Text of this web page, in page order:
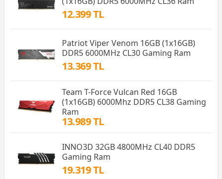
12.399 TL
Patriot Viper Venom 16GB (1x16GB)
DDR5 6000MHz CL30 Gaming Ram
13.369 TL
Team T-Force Vulcan Red 16GB
(1x16GB) 6000Mhz DDR5 CL38 Gaming
Ram
13.989 TL
INNO3D 32GB 4800MHz CL40 DDR5
Gaming Ram
19.319 TL